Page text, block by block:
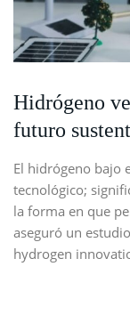
Hidrógeno
futuro
El hidrógeno bajo
tecnológico;
la forma en que
aseguró un
hydrogen